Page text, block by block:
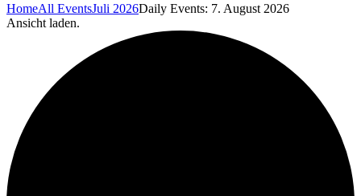
HomeAll EventsJuli 2026Daily Events: 7. August 2026
Ansicht laden.